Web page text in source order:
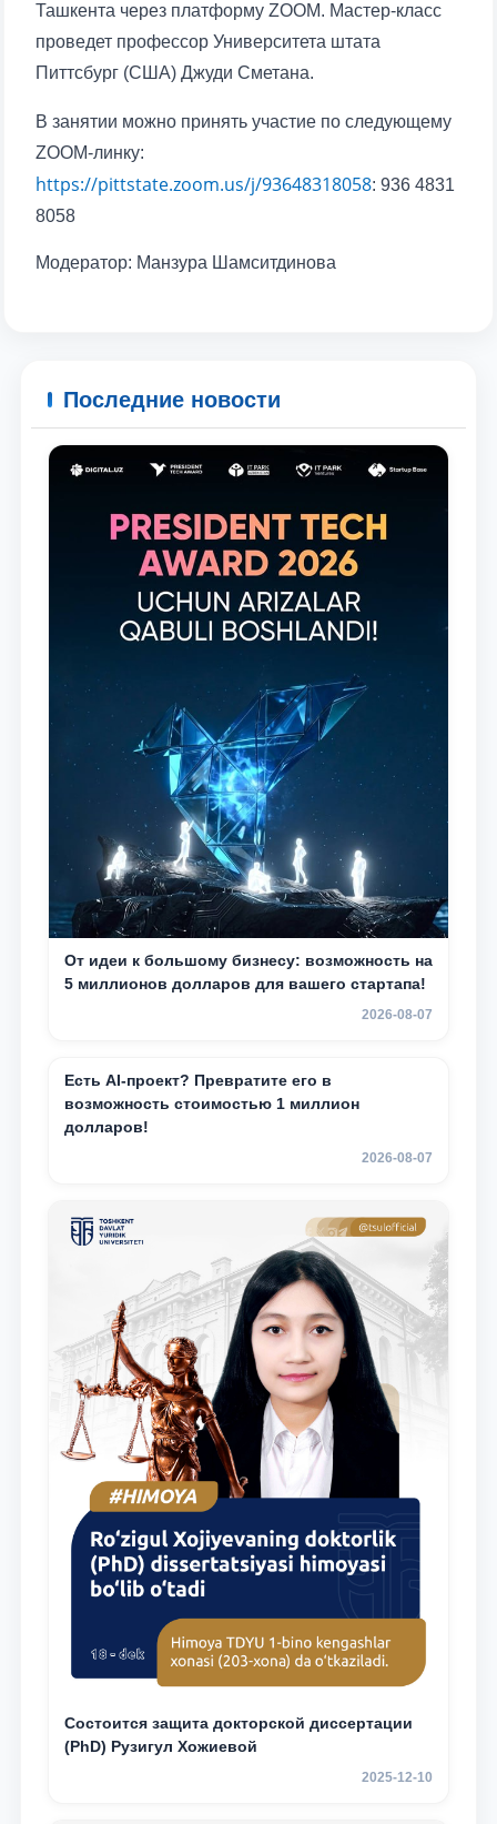
Ваш номер телефона
Почта
отправить
Ташкента через платформу ZOOM. Мастер-класс
проведет профессор Университета штата
Питтсбург (США) Джуди Сметана.
В занятии можно принять участие по следующему
ZOOM-линку:
https://pittstate.zoom.us/j/93648318058: 936 4831
8058
Модератор: Манзура Шамситдинова
Последние новости
От идеи к большому бизнесу: возможность на
5 миллионов долларов для вашего стартапа!
2026-08-07
Есть AI-проект? Превратите его в
возможность стоимостью 1 миллион
долларов!
2026-08-07
Состоится защита докторской диссертации
(PhD) Рузигул Xoжиевой
2025-12-10